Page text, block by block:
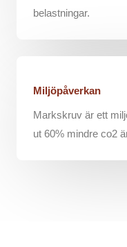
belastningar.
Miljöpåverkan
Markskruv är ett
ut 60% mindre co2